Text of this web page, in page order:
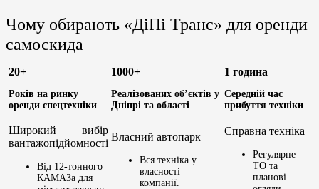
Чому обирають «ДіПі Транс» для оренди
самоскида
20+
Років на ринку
оренди спецтехніки
1000+
Реалізованих об’єктів у
Дніпрі та області
1 година
Середній час
прибуття техніки
Широкий вибір
вантажопідйомності
Від 12-тонного
КАМАЗа для
Власний автопарк
Вся техніка у
власності
компанії.
Справна техніка
Регулярне
ТО та
планові